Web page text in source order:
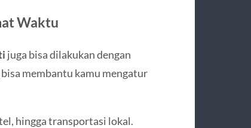
Waktu
juga bisa dilakukan dengan
membantu kamu mengatur
hingga transportasi lokal.